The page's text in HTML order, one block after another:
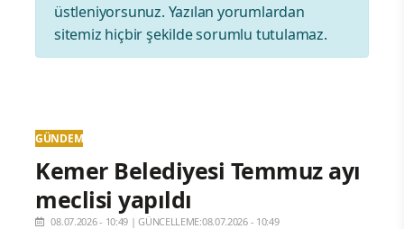
üstleniyorsunuz. Yazılan yorumlardan
sitemiz hiçbir şekilde sorumlu tutulamaz.
GÜNDEM
Kemer Belediyesi Temmuz ayı
meclisi yapıldı
08.07.2026 - 10:49 |GÜNCELLEME:08.07.2026 - 10:49